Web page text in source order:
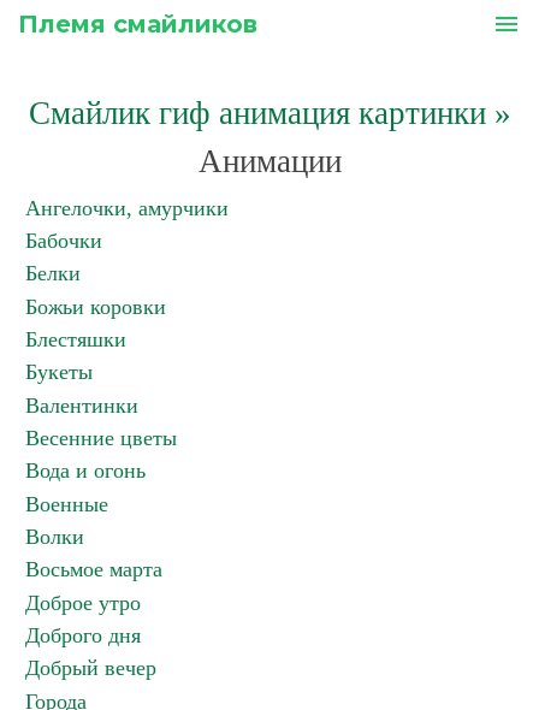
Племя смайликов menu
Смайлик гиф анимация картинки»
Анимации
Ангелочки, амурчики
Бабочки
Белки
Божьи коровки
Блестяшки
Букеты
Валентинки
Весенние цветы
Вода и огонь
Военные
Волки
Восьмое марта
Доброе утро
Доброго дня
Добрый вечер
Города